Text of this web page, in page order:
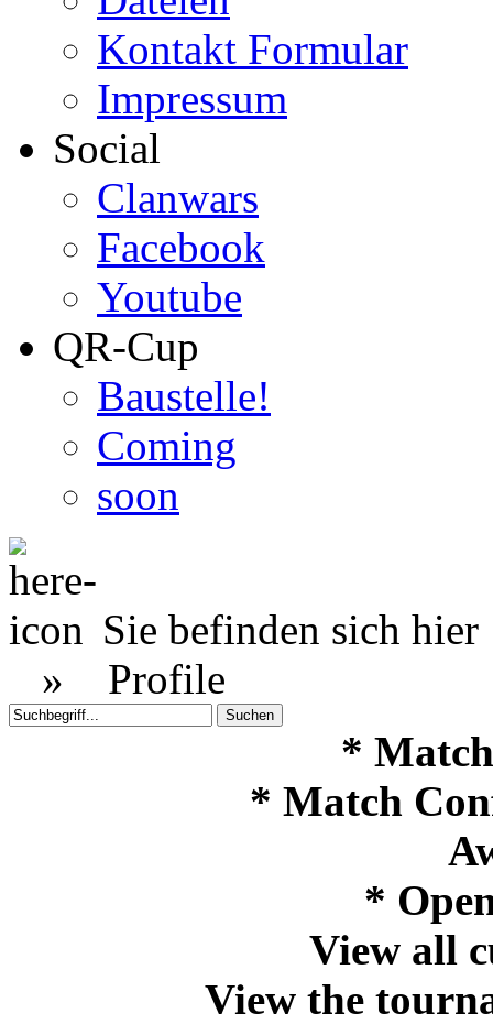
Kontakt Formular
Impressum
Social
Clanwars
Facebook
Youtube
QR-Cup
Baustelle!
Coming
soon
Sie befinden sich hier
» Profile
*
* Match
*
View all
View the